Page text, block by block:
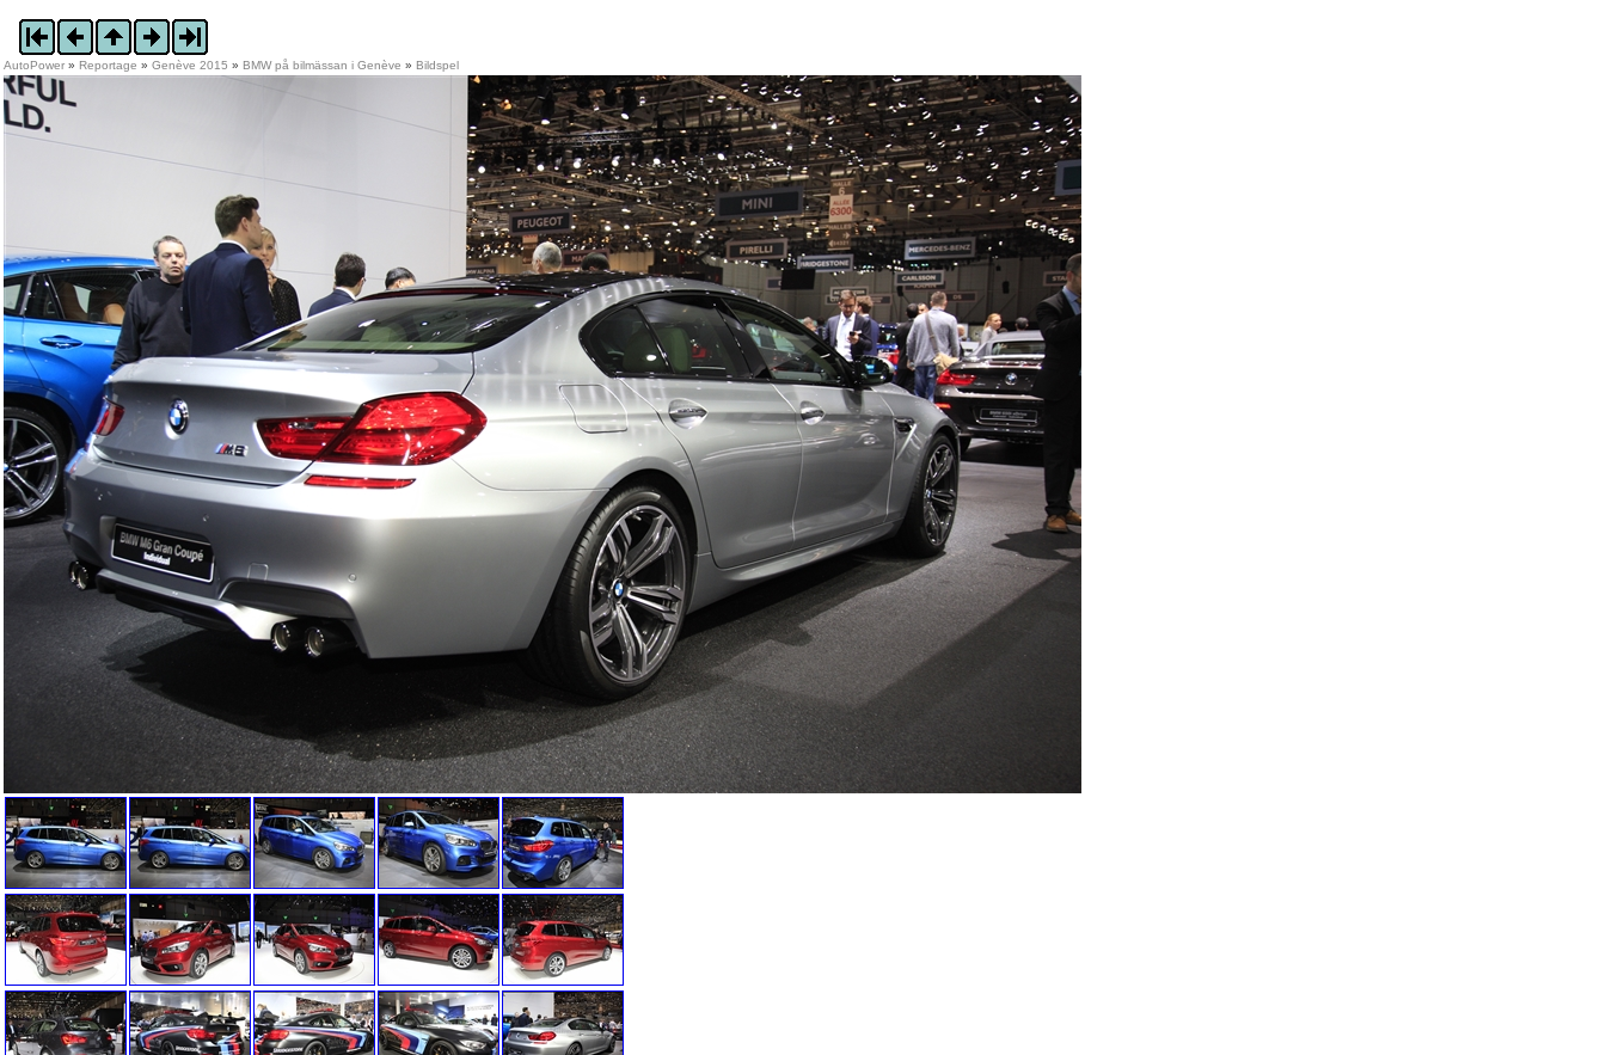
AutoPower » Reportage »Genève 2015 » BMW på bilmässan i Genève » Bildspel